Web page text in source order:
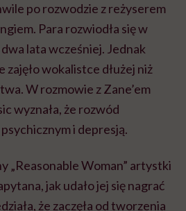
po rozwodzie z reżyserem
Para rozwiodła się w
lata wcześniej. Jednak
zajęło wokalistce dłużej niż
W rozmowie z Zane’em
wyznała, że rozwód
i depresją.
„Reasonable Woman” artystki
jak udało jej się nagrać
że zaczęła od tworzenia